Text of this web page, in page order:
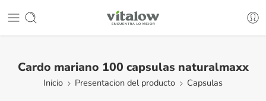
Cardo mariano 100 capsulas naturalmaxx
Inicio Presentacion del producto Capsulas